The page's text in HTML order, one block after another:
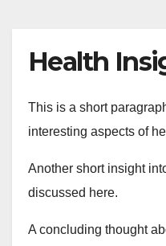
Health
This is a short
interesting aspects of
Another short insight
discussed here.
A concluding thought